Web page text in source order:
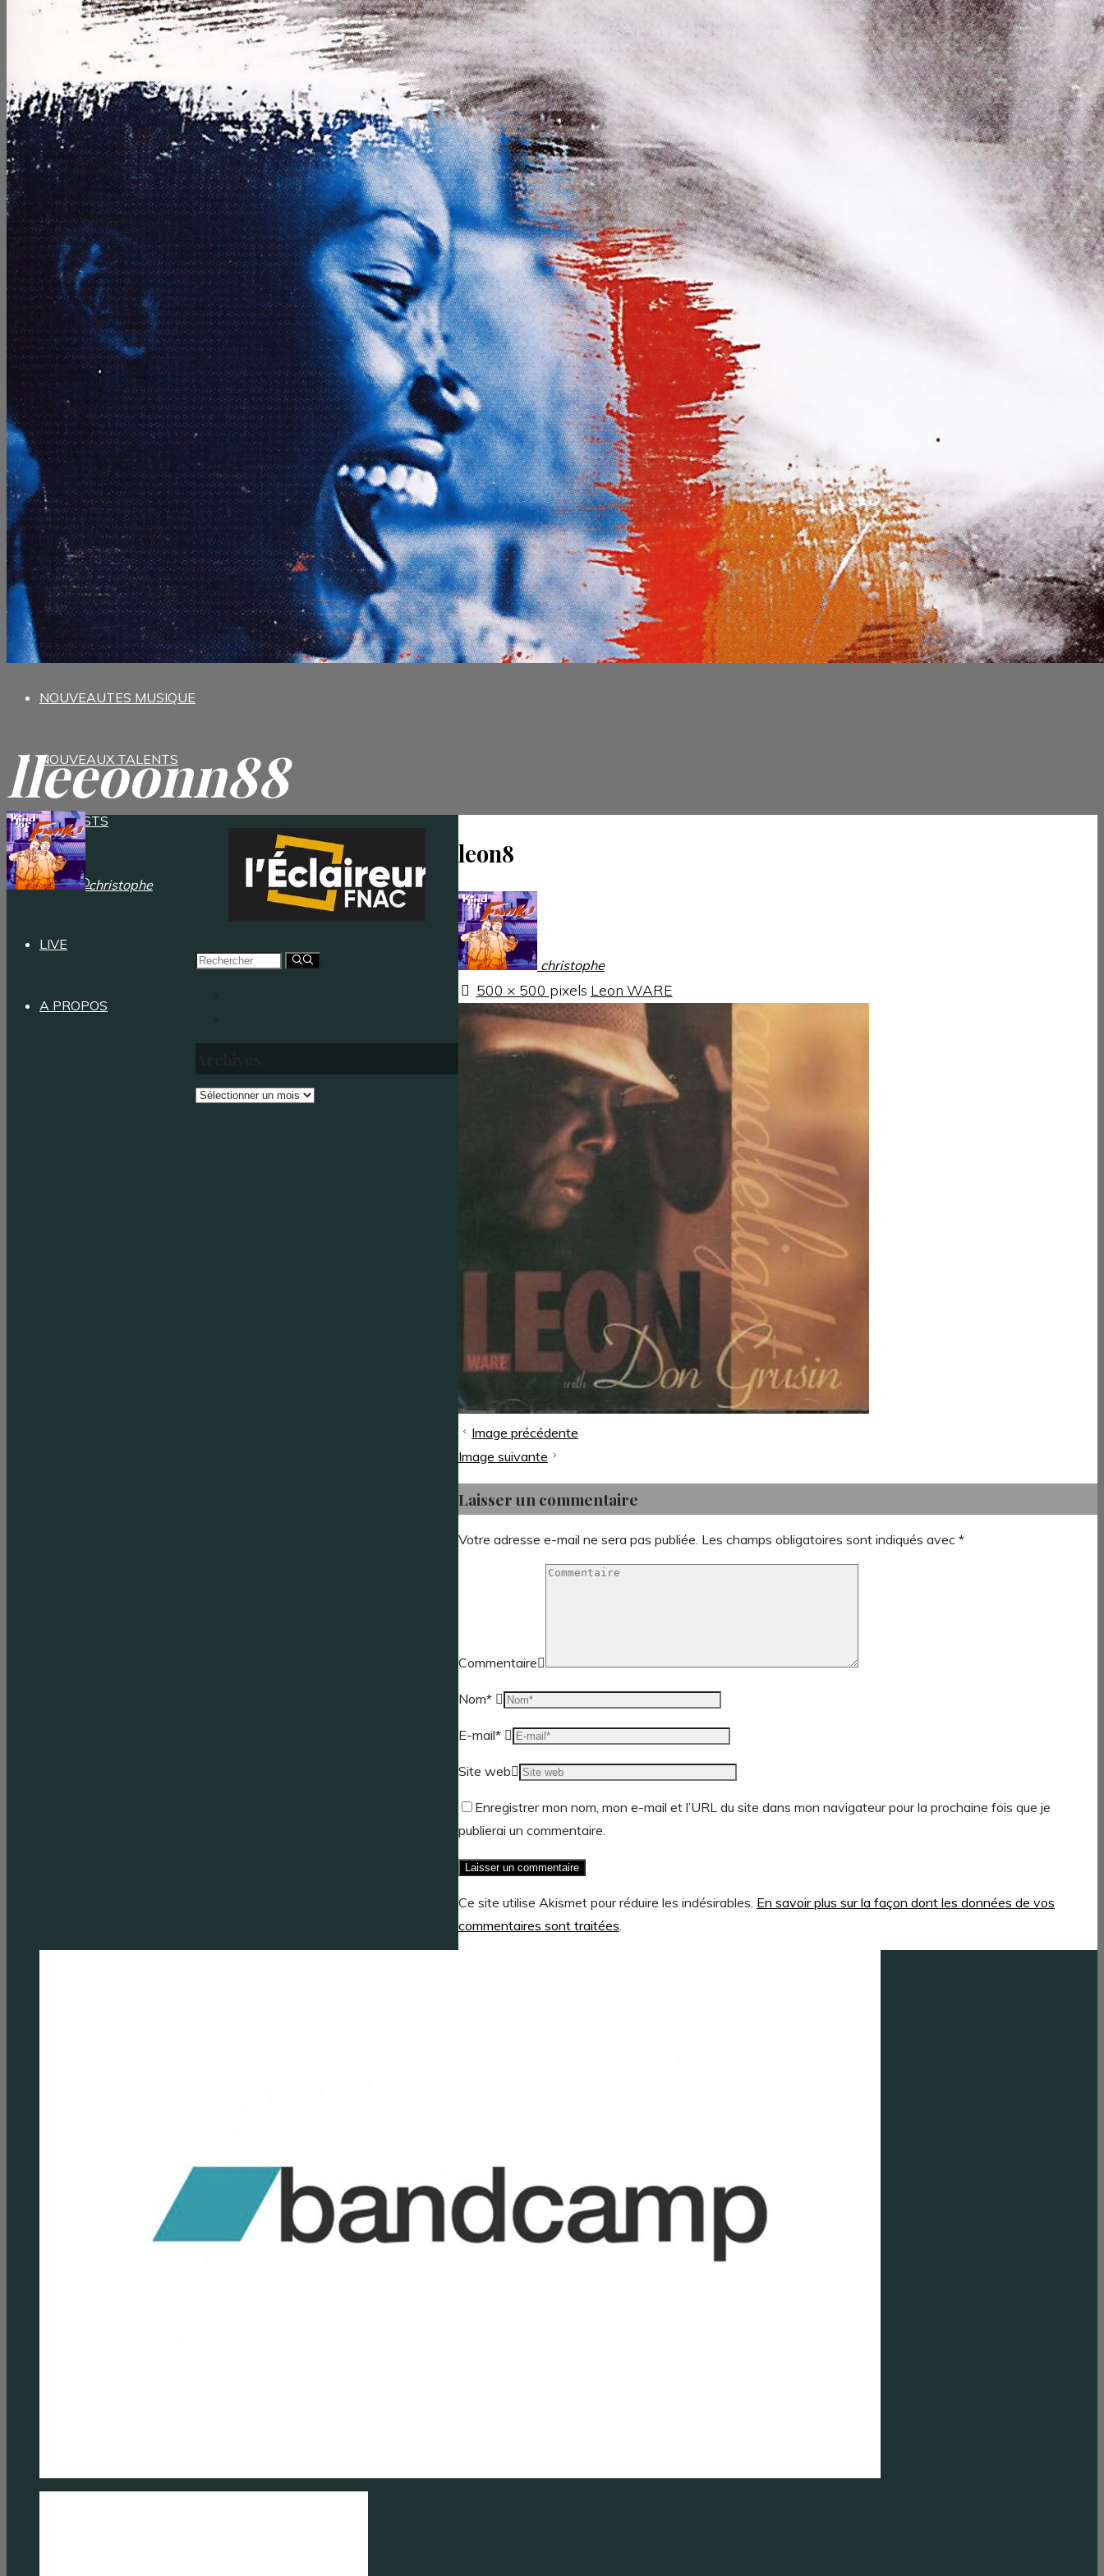
CLASSIK
COUP DE COEUR
ELECTRONIC WORLD
FUNK / SOUL / R&B
GALERIE
INDEX
INTERVIEW
JAZZ / BLUES
LIVRES
NOUVEAUTES MUSIQUE
NOUVEAUX TALENTS
PLAYLISTS
WORLD
LIVE
A PROPOS
lleeoonn88
christophe
leon8
christophe
Taille
originale
500 × 500 pixels Leon WARE
Image précédente
Image suivante
Laisser un commentaire
Votre adresse e-mail ne sera pas publiée. Les champs obligatoires sont indiqués avec *
Commentaire
Nom*
E-mail*
Site web
Enregistrer mon nom, mon e-mail et l’URL du site dans mon navigateur pour la prochaine fois que je
publierai un commentaire.
Ce site utilise Akismet pour réduire les indésirables. En savoir plus sur la façon dont les données de vos
commentaires sont traitées.
Recherche
Archives